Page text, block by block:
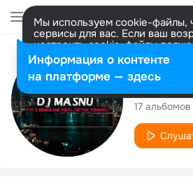
Мы используем cookie-файлы,
сервисы для вас. Если ваш
настроить cookie-файлы
представитель. Больше
Разрешить все Настроить
DJ
17 альбомов
Информация о контенте
на платформе — здесь